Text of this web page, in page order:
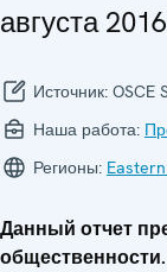
августа
Источник: OSCE
Наша работа:
Регионы:
Данный отчет